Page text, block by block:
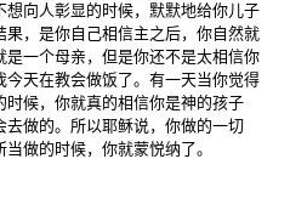
向人彰显的时候，默默地给你儿子
，是你自己相信主之后，你自然就
一个母亲，但是你还不是太相信你
天在教会做饭了。有一天当你觉得
候，你就真的相信你是神的孩子
做的。所以耶稣说，你做的一切
做的时候，你就蒙悦纳了。